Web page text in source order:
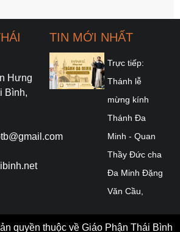
Hưng
Bình,
TIN MỚI NHẤT
Trực tiếp:
Thánh lễ
mừng kính
Thánh Đa
Minh - Quan
Thầy Đức cha
Đa Minh Đặng
Văn Cầu,
Chính Toà
quyền thuộc về Giáo Phận Thái Bình